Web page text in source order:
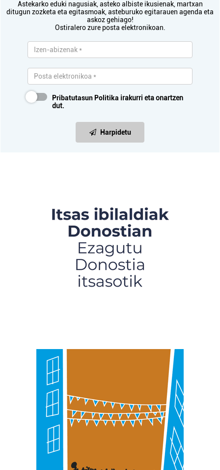
Astekarko eduki nagusiak, asteko albiste ikusienak, martxan
ditugun zozketa eta egitasmoak, asteburuko egitarauen agenda eta
askoz gehiago!
Ostiralero zure posta elektronikoan.
Pribatutasun Politika irakurri eta onartzen
dut.
Harpidetu